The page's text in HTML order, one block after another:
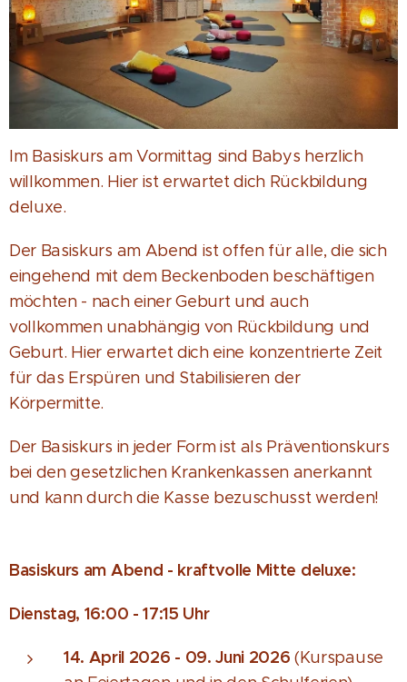
Im Basiskurs am Vormittag sind Babys herzlich
willkommen. Hier ist erwartet dich Rückbildung
deluxe.
Der Basiskurs am Abend ist offen für alle, die sich
eingehend mit dem Beckenboden beschäftigen
möchten - nach einer Geburt und auch
vollkommen unabhängig von Rückbildung und
Geburt. Hier erwartet dich eine konzentrierte Zeit
für das Erspüren und Stabilisieren der
Körpermitte.
Der Basiskurs in jeder Form ist als Präventionskurs
bei den gesetzlichen Krankenkassen anerkannt
und kann durch die Kasse bezuschusst werden!
Basiskurs am Abend - kraftvolle Mitte deluxe:
Dienstag, 16:00 - 17:15 Uhr
14. April 2026 - 09. Juni 2026 (Kurspause